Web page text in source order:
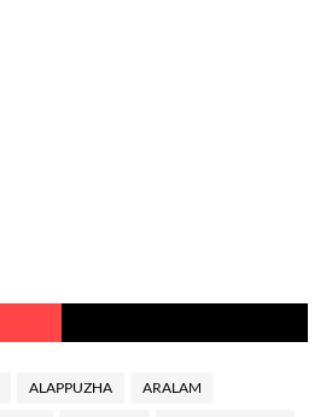
ALAPPUZHA ARALAM